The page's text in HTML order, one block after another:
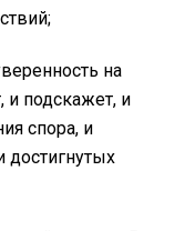
на
и подскажет, и
спора, и
достигнутых